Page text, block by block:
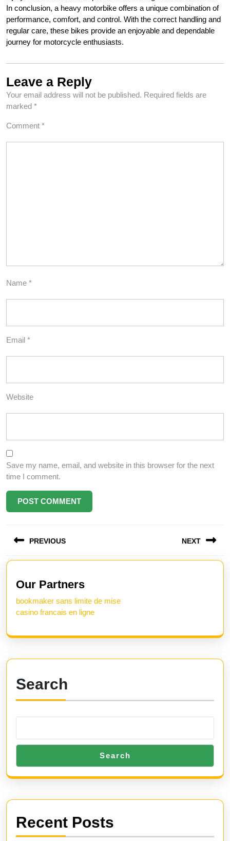
In conclusion, a heavy motorbike offers a unique combination of
performance, comfort, and control. With the correct handling and
regular care, these bikes provide an enjoyable and dependable
journey for motorcycle enthusiasts.
Leave a Reply
Your email address will not be published. Required fields are
marked *
Comment *
Name *
Email *
Website
Save my name, email, and website in this browser for the next
time I comment.
navigation
PREVIOUS
Previous
post:
NEXT
Our Partners
bookmaker sans limite de mise
casino francais en ligne
Search
Search
Recent Posts